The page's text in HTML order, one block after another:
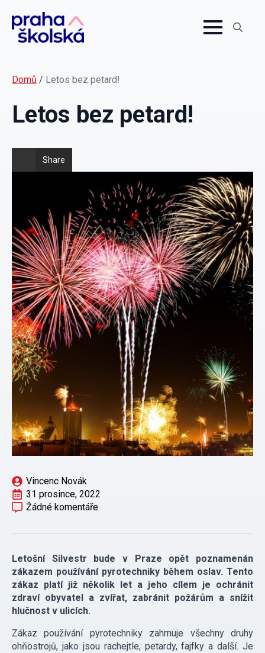
Domů / Letos bez petard!
Letos bez petard!
Share
Vincenc Novák
31 prosince, 2022
Žádné komentáře
Letošní Silvestr bude v Praze opět poznamenán
zákazem používání pyrotechniky během oslav. Tento
zákaz platí již několik let a jeho cílem je ochránit
zdraví obyvatel a zvířat, zabránit požárům a snížit
hlučnost v ulicích.
Zákaz používání pyrotechniky zahrnuje všechny druhy
ohňostrojů, jako jsou rachejtle, petardy, fajfky a další. Je